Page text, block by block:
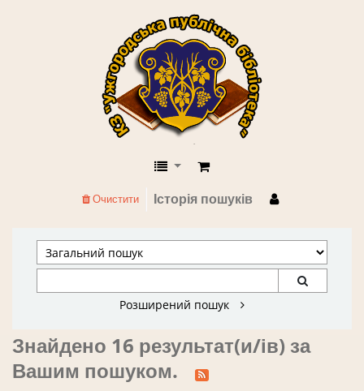
КЗ "Ужгородська публічна
Історія пошуків
Очистити
Розширений пошук
Знайдено 16 результат(и/ів) за
Вашим пошуком.